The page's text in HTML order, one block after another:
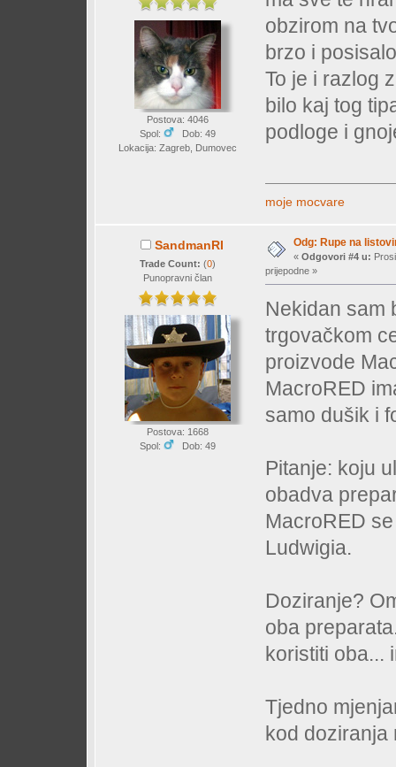
Postova: 4046
Spol:
Dob: 49
Lokacija: Zagreb, Dumovec
obzirom na
brzo i
To je i razlog
bilo kaj tog
podloge i
moje mocvare
SandmanRI
Trade Count: (0)
Punopravni član
Postova: 1668
Spol:
Dob: 49
Odg: Rupe na
« Odgovori #4 u:
prijepodne »
Nekidan sam
trgovačkom
proizvode
MacroRED
samo dušik i
Pitanje: koju
obadva
MacroRED
Ludwigia.
Doziranje?
oba
koristiti oba...
Tjedno
kod doziranja